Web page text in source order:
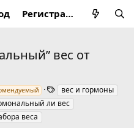
Регистрация
вес от
Т
е
г
вес и гормоны
ли вес
веса